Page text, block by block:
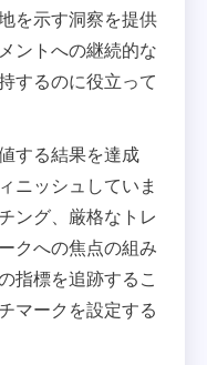
を示す洞察を提供
ントへの継続的な
するのに役立って
する結果を達成
ニッシュしていま
ング、厳格なトレ
クへの焦点の組み
指標を追跡するこ
マークを設定する